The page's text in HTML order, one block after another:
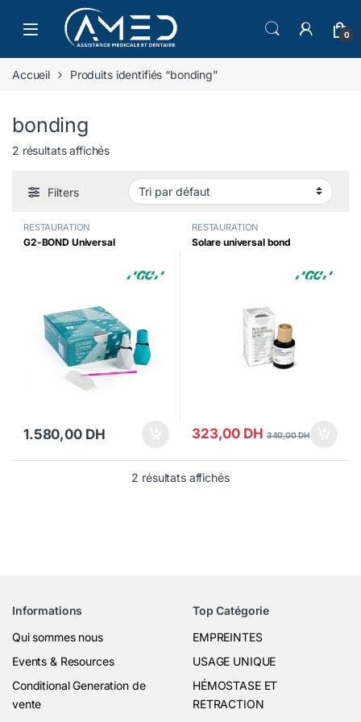
Skip to navigation
Skip to content
0
Accueil Produits identifiés “bonding”
bonding
2 résultats affichés
Filters
RESTAURATION
G2-BOND Universal
1.580,00 DH
RESTAURATION
Solare universal bond
323,00 DH 340,00DH
2 résultats affichés
Informations
Qui sommes nous
Events & Resources
Conditional Generation de
vente
Top Catégorie
EMPREINTES
USAGE UNIQUE
HÉMOSTASE ET
RETRACTION